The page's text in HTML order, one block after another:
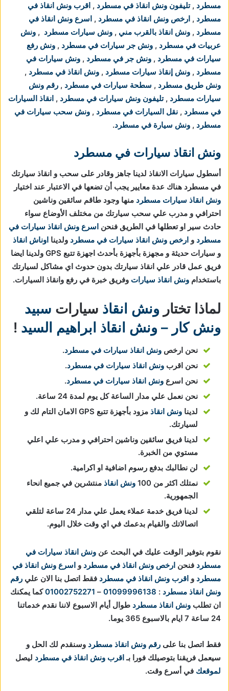
مسطرد ,تليفون ونش انقاذ في مسطرد , اقرب ونش انقاذ في
مسطرد , ارخص ونش انقاذ في مسطرد , اسرع ونش انقاذ في
مسطرد , ونش انقاذ بالقرب مني , ونش سيارات مسطرد , ونش
عربيات في مسطرد , ونش جر سيارات في مسطرد , ونش رفع
سيارات في مسطرد , ونش جر في مسطرد , ونش سيارات في
مسطرد , ونش إنقاذ سيارات مسطرد , ونش انقاذ في مسطرد ,
ونش طريق مسطرد , سطحة سيارات في مسطرد , رقم ونش
سيارات مسطرد ,تليفون ونش سيارات في مسطرد , انقاذ السيارات
في مسطرد , نقل السيارات في مسطرد , ونش سحب سيارات في
مسطرد , ونش سيارة في مسطرد.
ونش انقاذ سيارات في مسطرد
أسطول سيارات الانقاذ لدينا جاهز وقادر على سحب و انقاذ سيارتك
في مسطرد هناك عدة معايير يجب أن تضعها في الاعتبار عند اختيار
ونش انقاذ سيارات مسطرد منها وجود طاقم سائقين وناشين
احترافي و مدرب علي سحب سيارتك من مختلف الأوضاع سواء
حادث سير او تعطلها في الطريق فنحن اسرع ونش انقاذ سيارات في
مسطرد و ارخص ونش انقاذ سيارات في مسطرد ولدينا اوناش انقاذ
و سيارات حديثة و مجهزة بأجهزة بأحدث اجهزة تتبع GPS ولدينا ايضا
فريق عمل قادر علي انقاذ سيارتك بدون حدوث اي مشاكل لسيارتك
باستخدام ونش انقاذ سيارات وفريق خبرة في رفع وانقاذ السيارات.
لماذا تختار ونش انقاذ سيارات سبيد
ونش كار – ونش انقاذ ابراهيم السيد !
نحن ارخص ونش انقاذ سيارات في مسطرد.
نحن اقرب ونش انقاذ سيارات في مسطرد.
نحن اسرع ونش انقاذ سيارات في مسطرد.
نحن نعمل علي مدار الساعة كل يوم لمدة 24 ساعة.
لدينا ونش انقاذ
مزود بأجهزة تتبع GPS الامان التام لك و
لسيارتك.
لدينا فريق سائقين وناشين احترافي و مدرب علي اعلي
مستوي من الخبرة.
لن نطالبك بدفع رسوم اضافية او اكرامية.
نمتلك اكثر من 100
ونش انقاذ منتشرين في جميع انحاء
الجمهورية.
لدينا فريق خدمة عملاء يعمل علي مدار 24 ساعة لتلقي
اتصالاتك والقيام بدعمك في اي وقت خلال اليوم.
نقوم بتوفير الوقت عليك في البحث عن ونش انقاذ سيارات في
مسطرد فنحن ارخص ونش انقاذ في مسطرد و اسرع ونش انقاذ في
مسطرد و اقرب ونش انقاذ في مسطرد فقط اتصل بنا الان علي رقم
ونش انقاذ مسطرد :
01099996138
–
01002752271كما يمكنك
ان تطلب ونش انقاذ مسطرد طوال أيام الاسبوع لاننا نقدم خدماتنا
24 ساعة 7 ايام بالاسبوع 365 يوما.
فقط اتصل بنا على رقم ونش انقاذ مسطرد وسنقدم لك الحل و
سيعمل فريقنا بتوصيلك فورا بـ اقرب ونش انقاذ في مسطرد ليصل
لموقعك في أسرع وقت.